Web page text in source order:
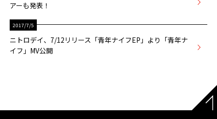
アーも発表！
2017/7/5
ニトロデイ、7/12リリース「青年ナイフEP」より「青年ナ
イフ」MV公開